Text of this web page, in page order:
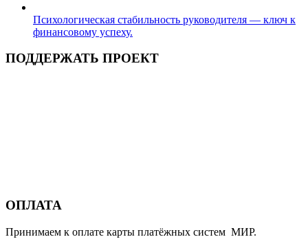
Психологическая стабильность руководителя — ключ к
финансовому успеху.
ПОДДЕРЖАТЬ ПРОЕКТ
ОПЛАТА
Принимаем к оплате карты платёжных систем МИР.